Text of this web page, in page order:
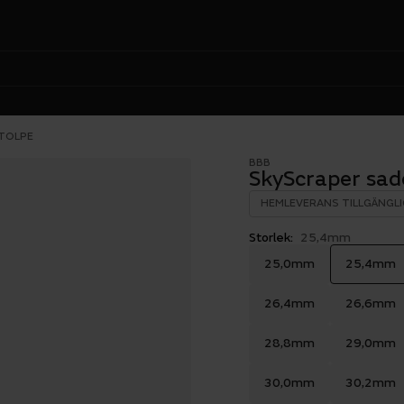
BBB
SkyScraper
HEMLEVERANS
Storlek: 25,4mm
25,0mm
25,4mm
26,4mm 26,6mm
28,8mm 29,0mm
30,0mm 30,2mm